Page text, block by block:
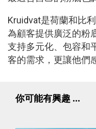
Kruidvat是荷蘭和比
為顧客提供廣泛的粉
支持多元化、包容和
客的需求，更讓他們
你可能有興趣 ...